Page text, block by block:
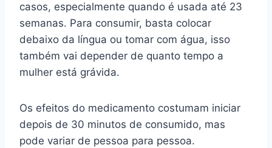
casos, especialmente quando é usada até 23
semanas. Para consumir, basta colocar
debaixo da língua ou tomar com água, isso
também vai depender de quanto tempo a
mulher está grávida.
Os efeitos do medicamento costumam iniciar
depois de 30 minutos de consumido, mas
pode variar de pessoa para pessoa.